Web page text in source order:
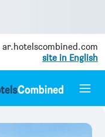
ar.hotelscombined.com
site in English